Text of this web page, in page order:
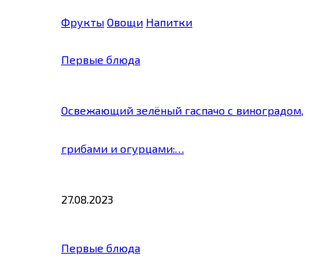
Фрукты Овощи Напитки
Первые блюда
Освежающий зелёный гаспачо с виноградом,
грибами и огурцами:…
27.08.2023
Первые блюда